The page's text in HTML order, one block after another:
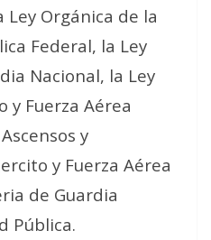
Ley Orgánica de la
Federal, la Ley
Nacional, la Ley
y Fuerza Aérea
y
y Fuerza Aérea
de Guardia
Pública.